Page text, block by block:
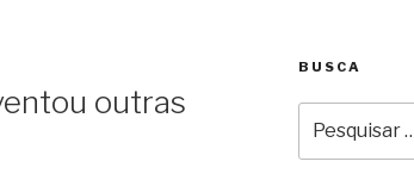
outras
BUSCA
por: